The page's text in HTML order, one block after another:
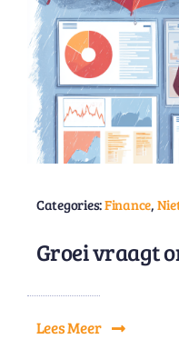
Categories:Finance,
Groei vraagt
Lees Meer